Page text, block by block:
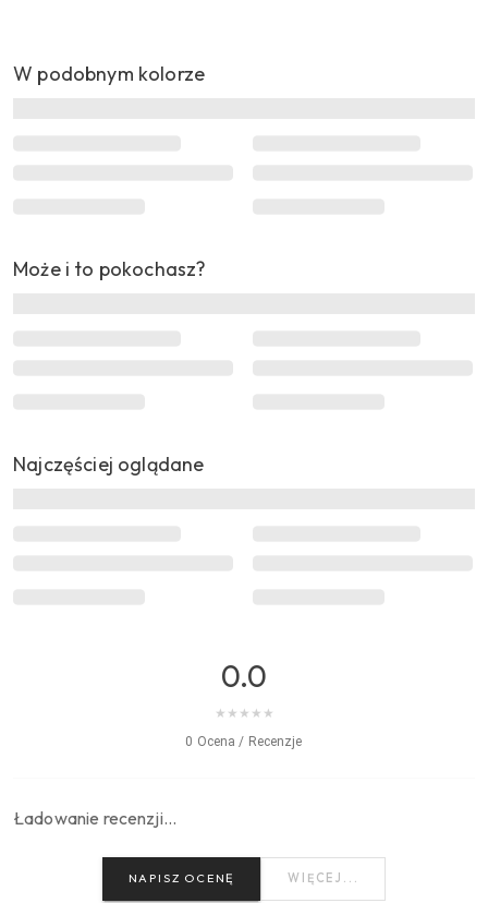
W podobnym kolorze
Może i to pokochasz?
Najczęściej oglądane
0.0
★ ★ ★ ★ ★
0 Ocena / Recenzje
Ładowanie recenzji…
NAPISZ OCENĘ WIĘCEJ...